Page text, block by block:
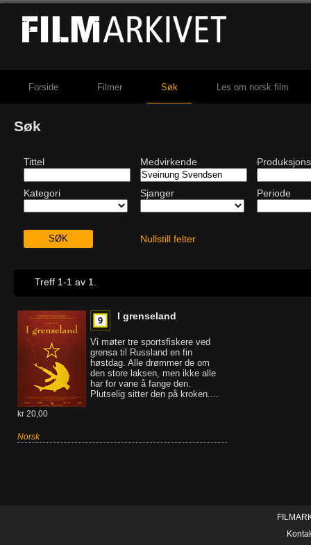
Forside Filmer Søk Les om norsk film
Søk
Tittel Medvirkende
Kategori Sjanger Periode
Nullstill felter
Treff 1-1 av 1.
I grenseland
Vi møter tre sportsfiskere ved
grensa til Russland en fin
høstdag. Alle drømmer de om
den store laksen, men ikke alle
har for vane å fange den.
Plutselig sitter den på kroken....
kr 20,00
Norsk